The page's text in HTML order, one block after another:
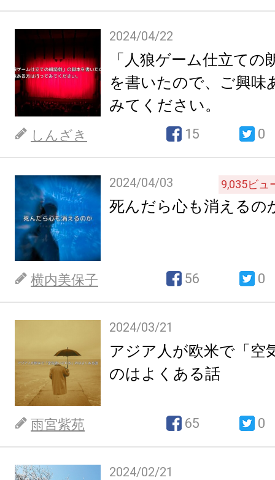
2024/04/22
「人狼ゲーム仕立ての
を書いたので、ご興味
みてください。
しんざき 15 0
2024/04/03 9,035ビュ
死んだら心も消えるの
横内美保子 56 0
2024/03/21
アジア人が欧米で「空
のはよくある話
雨宮紫苑 65 0
2024/02/21